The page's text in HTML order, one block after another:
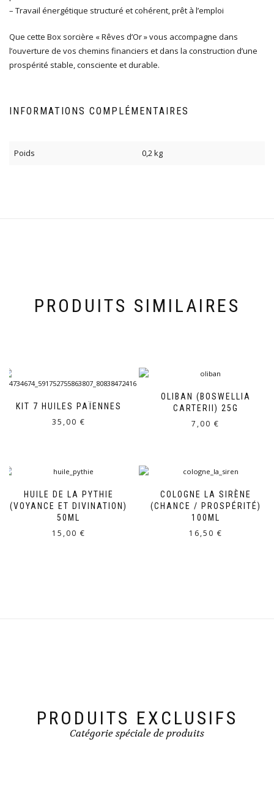
– Travail énergétique structuré et cohérent, prêt à l’emploi
Que cette Box sorcière « Rêves d’Or » vous accompagne dans
l’ouverture de vos chemins financiers et dans la construction d’une
prospérité stable, consciente et durable.
INFORMATIONS COMPLÉMENTAIRES
Poids 0,2 kg
PRODUITS SIMILAIRES
KIT 7 HUILES PAÏENNES
35,00 €
OLIBAN (BOSWELLIA
CARTERII) 25G
7,00 €
HUILE DE LA PYTHIE
(VOYANCE ET DIVINATION)
50ML
15,00 €
COLOGNE LA SIRÈNE
(CHANCE / PROSPÉRITÉ)
100ML
16,50 €
PRODUITS EXCLUSIFS
Catégorie spéciale de produits